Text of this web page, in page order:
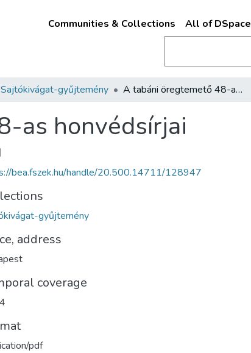
Communities & Collections All of DSpace
Sajtókivágat-gyűjtemény A tabáni öregtemető 48-as honvédsírjai
as honvédsírjai
bea.fszek.hu/handle/20.500.14711/128947
gyűjtemény
address
coverage
pdf